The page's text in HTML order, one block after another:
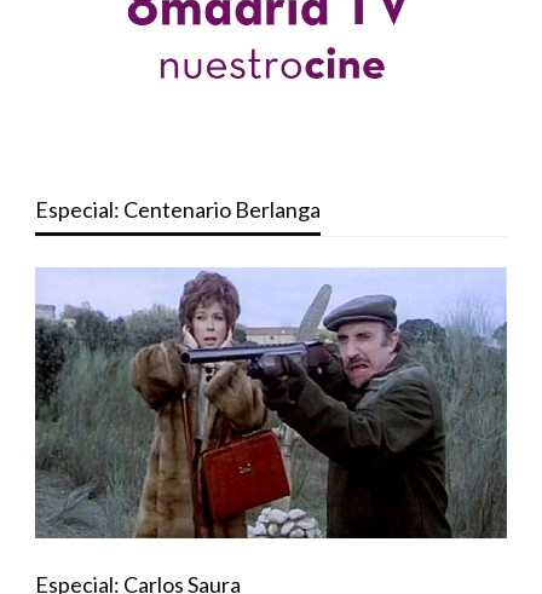
Especial: Centenario Berlanga
Especial: Carlos Saura